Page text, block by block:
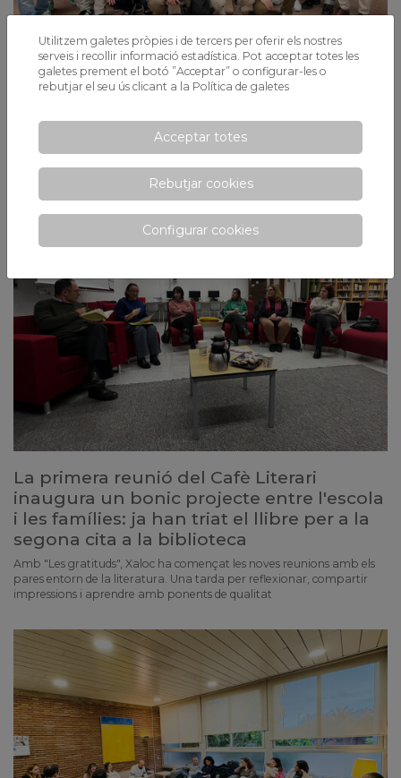
Els retrobaments dels antics alumnes de
Xaloc es converteixen en una jornada
Cada any, Xaloc Alumni organitza els sopars al menjador de l'escola
per a diferents promocions. Voleu saber quantes se celebraran aquest
any?
La primera reunió del Cafè Literari
inaugura un bonic projecte entre l'escola
i les famílies: ja han triat el llibre per a la
segona cita a la biblioteca
Amb "Les gratituds", Xaloc ha començat les noves reunions amb els
pares entorn de la literatura. Una tarda per reflexionar, compartir
impressions i aprendre amb ponents de qualitat
Utilitzem galetes pròpies i de tercers per oferir els nostres
serveis i recollir informació estadística. Pot acceptar totes les
galetes prement el botó ”Acceptar” o configurar-les o
rebutjar el seu ús clicant a la Política de galetes
Acceptar totes
Rebutjar cookies
Configurar cookies